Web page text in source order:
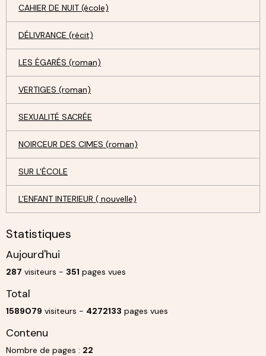
CAHIER DE NUIT (école)
DÉLIVRANCE (récit)
LES ÉGARÉS (roman)
VERTIGES (roman)
SEXUALITÉ SACRÉE
NOIRCEUR DES CIMES (roman)
SUR L'ÉCOLE
L'ENFANT INTERIEUR ( nouvelle)
Statistiques
Aujourd'hui
287 visiteurs - 351 pages vues
Total
1589079 visiteurs - 4272133 pages vues
Contenu
Nombre de pages : 22